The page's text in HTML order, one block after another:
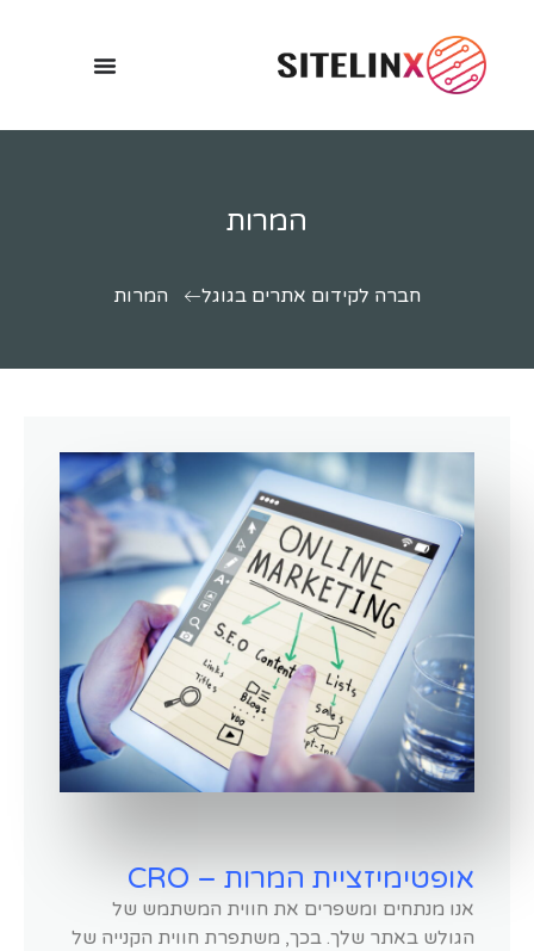
המרות
חברה לקידום אתרים בגוגל המרות
אופטימיזציית המרות – CRO
אנו מנתחים ומשפרים את חווית המשתמש של
הגולש באתר שלך. בכך, משתפרת חווית הקנייה של